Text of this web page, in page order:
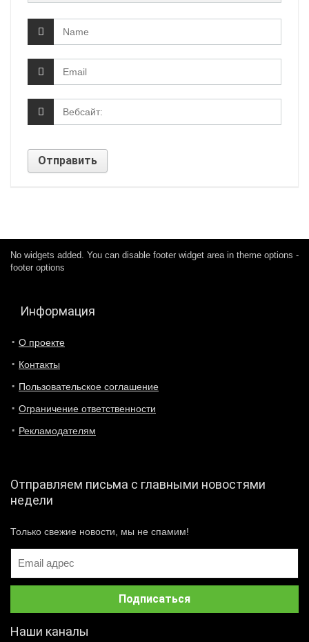
No widgets added. You can disable footer widget area in theme options -
footer options
Информация
О проекте
Контакты
Пользовательское соглашение
Ограничение ответственности
Рекламодателям
Отправляем письма с главными новостями
недели
Только свежие новости, мы не спамим!
Наши каналы